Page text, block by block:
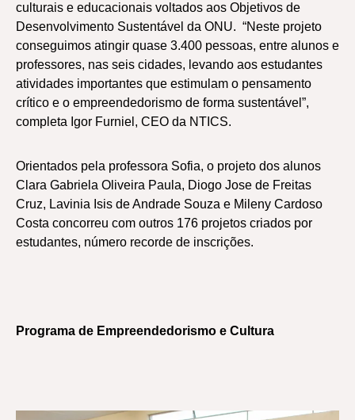
culturais e educacionais voltados aos Objetivos de
Desenvolvimento Sustentável da ONU. “Neste projeto
conseguimos atingir quase 3.400 pessoas, entre alunos e
professores, nas seis cidades, levando aos estudantes
atividades importantes que estimulam o pensamento
crítico e o empreendedorismo de forma sustentável”,
completa Igor Furniel, CEO da NTICS.
Orientados pela professora Sofia, o projeto dos alunos
Clara Gabriela Oliveira Paula, Diogo Jose de Freitas
Cruz, Lavinia Isis de Andrade Souza e Mileny Cardoso
Costa concorreu com outros 176 projetos criados por
estudantes, número recorde de inscrições.
Programa de Empreendedorismo e Cultura